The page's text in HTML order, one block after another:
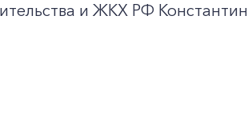
и ЖКХ РФ Константин